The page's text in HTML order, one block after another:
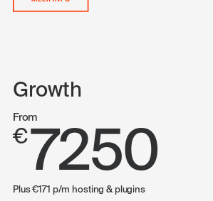
Growth
From
€ 7250
Plus €171 p/m hosting & plugins